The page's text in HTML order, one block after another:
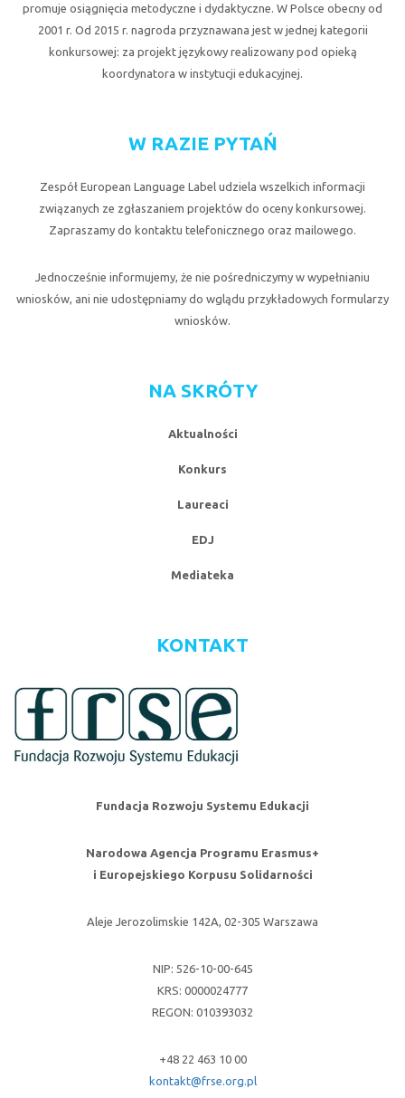
promuje osiągnięcia metodyczne i dydaktyczne. W Polsce obecny od
2001 r. Od 2015 r. nagroda przyznawana jest w jednej kategorii
konkursowej: za projekt językowy realizowany pod opieką
koordynatora w instytucji edukacyjnej.
W RAZIE PYTAŃ
Zespół European Language Label udziela wszelkich informacji
związanych ze zgłaszaniem projektów do oceny konkursowej.
Zapraszamy do kontaktu telefonicznego oraz mailowego.
Jednocześnie informujemy, że nie pośredniczymy w wypełnianiu
wniosków, ani nie udostępniamy do wglądu przykładowych formularzy
wniosków.
NA SKRÓTY
Aktualności
Konkurs
Laureaci
EDJ
Mediateka
KONTAKT
Fundacja Rozwoju Systemu Edukacji
Narodowa Agencja Programu Erasmus+
i Europejskiego Korpusu Solidarności
Aleje Jerozolimskie 142A, 02-305 Warszawa
NIP: 526-10-00-645
KRS: 0000024777
REGON: 010393032
+48 22 463 10 00
kontakt@frse.org.pl